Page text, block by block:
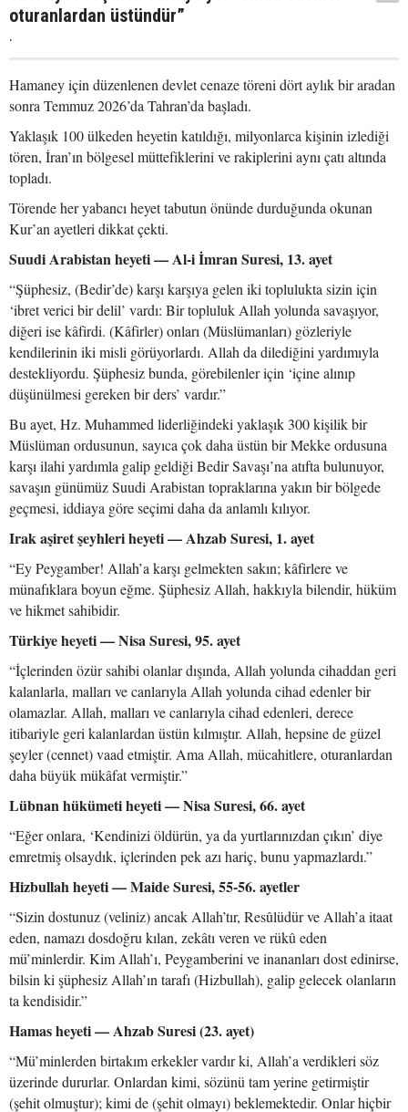
oturanlardan üstündür”
.
Hamaney için düzenlenen devlet cenaze töreni dört aylık bir aradan
sonra Temmuz 2026’da Tahran’da başladı.
Yaklaşık 100 ülkeden heyetin katıldığı, milyonlarca kişinin izlediği
tören, İran’ın bölgesel müttefiklerini ve rakiplerini aynı çatı altında
topladı.
Törende her yabancı heyet tabutun önünde durduğunda okunan
Kur’an ayetleri dikkat çekti.
Suudi Arabistan heyeti — Al-i İmran Suresi, 13. ayet
“Şüphesiz, (Bedir’de) karşı karşıya gelen iki toplulukta sizin için
‘ibret verici bir delil’ vardı: Bir topluluk Allah yolunda savaşıyor,
diğeri ise kâfirdi. (Kâfirler) onları (Müslümanları) gözleriyle
kendilerinin iki misli görüyorlardı. Allah da dilediğini yardımıyla
destekliyordu. Şüphesiz bunda, görebilenler için ‘içine alınıp
düşünülmesi gereken bir ders’ vardır.”
Bu ayet, Hz. Muhammed liderliğindeki yaklaşık 300 kişilik bir
Müslüman ordusunun, sayıca çok daha üstün bir Mekke ordusuna
karşı ilahi yardımla galip geldiği Bedir Savaşı’na atıfta bulunuyor,
savaşın günümüz Suudi Arabistan topraklarına yakın bir bölgede
geçmesi, iddiaya göre seçimi daha da anlamlı kılıyor.
Irak aşiret şeyhleri heyeti — Ahzab Suresi, 1. ayet
“Ey Peygamber! Allah’a karşı gelmekten sakın; kâfirlere ve
münafıklara boyun eğme. Şüphesiz Allah, hakkıyla bilendir, hüküm
ve hikmet sahibidir.
Türkiye heyeti — Nisa Suresi, 95. ayet
“İçlerinden özür sahibi olanlar dışında, Allah yolunda cihaddan geri
kalanlarla, malları ve canlarıyla Allah yolunda cihad edenler bir
olamazlar. Allah, malları ve canlarıyla cihad edenleri, derece
itibariyle geri kalanlardan üstün kılmıştır. Allah, hepsine de güzel
şeyler (cennet) vaad etmiştir. Ama Allah, mücahitlere, oturanlardan
daha büyük mükâfat vermiştir.”
Lübnan hükümeti heyeti — Nisa Suresi, 66. ayet
“Eğer onlara, ‘Kendinizi öldürün, ya da yurtlarınızdan çıkın’ diye
emretmiş olsaydık, içlerinden pek azı hariç, bunu yapmazlardı.”
Hizbullah heyeti — Maide Suresi, 55-56. ayetler
“Sizin dostunuz (veliniz) ancak Allah’tır, Resûlüdür ve Allah’a itaat
eden, namazı dosdoğru kılan, zekâtı veren ve rükû eden
mü’minlerdir. Kim Allah’ı, Peygamberini ve inananları dost edinirse,
bilsin ki şüphesiz Allah’ın tarafı (Hizbullah), galip gelecek olanların
ta kendisidir.”
Hamas heyeti — Ahzab Suresi (23. ayet)
“Mü’minlerden birtakım erkekler vardır ki, Allah’a verdikleri söz
üzerinde dururlar. Onlardan kimi, sözünü tam yerine getirmiştir
(şehit olmuştur); kimi de (şehit olmayı) beklemektedir. Onlar hiçbir